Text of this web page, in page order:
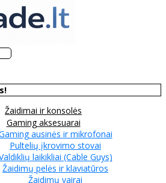
Žaidimai ir konsolės
Gaming aksesuarai
ausinės ir mikrofonai
Pultelių įkrovimo stovai
laikikliai (Cable Guys)
Žaidimų pelės ir klaviatūros
Žaidimų vairai